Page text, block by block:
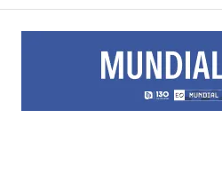
ARGENTINA
ESTADOS UNIDOS